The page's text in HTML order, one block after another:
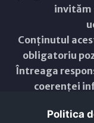
invităm
Conținutul
obligatoriu
Întreaga
coerenței
Politica